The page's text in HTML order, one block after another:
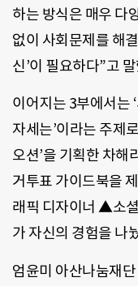
하는 방식은 매우 다
없이 사회문제를 해
신’이 필요하다”고
이어지는 3부에서는
자세는’이라는 주제
오션’을 기획한 차
거투표 가이드북을
래픽 디자이너 ▲소
가 자신의 경험을 나
엄윤미 아산나눔재